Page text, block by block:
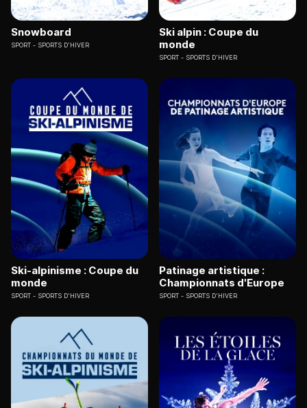
Snowboard
SPORT SPORTS D'HIVER
Ski alpin : Coupe du
monde
SPORT SPORTS D'HIVER
Ski-alpinisme : Coupe du
monde
SPORT SPORTS D'HIVER
Patinage artistique :
Championnats d'Europe
SPORT SPORTS D'HIVER